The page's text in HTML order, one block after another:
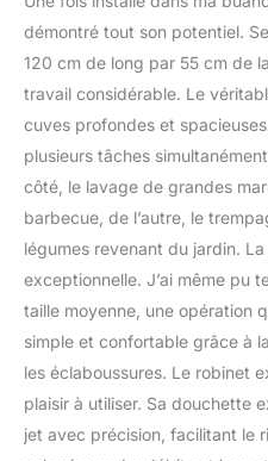
démontré tout son potentiel.
120 cm de long par 55 cm de
travail considérable. Le
cuves profondes et
plusieurs tâches
côté, le lavage de grandes
barbecue, de l’autre, le
légumes revenant du jardin.
exceptionnelle. J’ai même pu
taille moyenne, une opération
simple et confortable grâce à
les éclaboussures. Le robinet
plaisir à utiliser. Sa douchette
jet avec précision, facilitant le